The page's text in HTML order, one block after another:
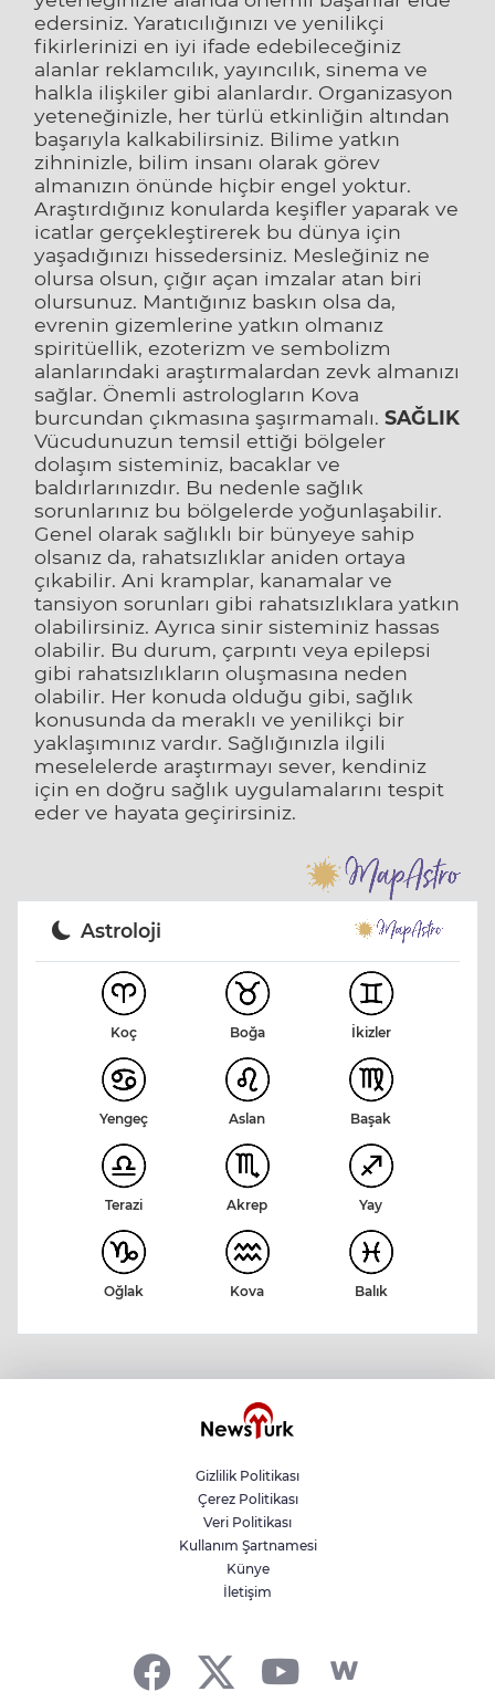
edersiniz. Yaratıcılığınızı ve yenilikçi
fikirlerinizi en iyi ifade edebileceğiniz
alanlar reklamcılık, yayıncılık, sinema ve
halkla ilişkiler gibi alanlardır. Organizasyon
yeteneğinizle, her türlü etkinliğin altından
başarıyla kalkabilirsiniz. Bilime yatkın
zihninizle, bilim insanı olarak görev
almanızın önünde hiçbir engel yoktur.
Araştırdığınız konularda keşifler yaparak ve
icatlar gerçekleştirerek bu dünya için
yaşadığınızı hissedersiniz. Mesleğiniz ne
olursa olsun, çığır açan imzalar atan biri
olursunuz. Mantığınız baskın olsa da,
evrenin gizemlerine yatkın olmanız
spiritüellik, ezoterizm ve sembolizm
alanlarındaki araştırmalardan zevk almanızı
sağlar. Önemli astrologların Kova
burcundan çıkmasına şaşırmamalı. SAĞLIK
Vücudunuzun temsil ettiği bölgeler
dolaşım sisteminiz, bacaklar ve
baldırlarınızdır. Bu nedenle sağlık
sorunlarınız bu bölgelerde yoğunlaşabilir.
Genel olarak sağlıklı bir bünyeye sahip
olsanız da, rahatsızlıklar aniden ortaya
çıkabilir. Ani kramplar, kanamalar ve
tansiyon sorunları gibi rahatsızlıklara yatkın
olabilirsiniz. Ayrıca sinir sisteminiz hassas
olabilir. Bu durum, çarpıntı veya epilepsi
gibi rahatsızlıkların oluşmasına neden
olabilir. Her konuda olduğu gibi, sağlık
konusunda da meraklı ve yenilikçi bir
yaklaşımınız vardır. Sağlığınızla ilgili
meselelerde araştırmayı sever, kendiniz
için en doğru sağlık uygulamalarını tespit
eder ve hayata geçirirsiniz.
Astroloji
Koç Boğa İkizler
Yengeç Aslan Başak
Terazi Akrep Yay
Oğlak Kova Balık
Gizlilik Politikası
Çerez Politikası
Veri Politikası
Kullanım Şartnamesi
Künye
İletişim